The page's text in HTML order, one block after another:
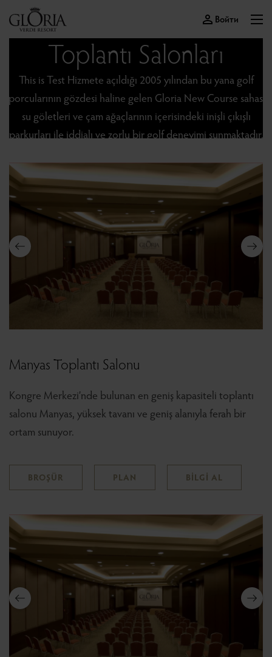
Войти
Toplantı Salonları
This is Test Hizmete açıldığı 2005 yılından bu yana golf
sporcularının gözdesi haline gelen Gloria New Course sahası,
su göletleri ve çam ağaçlarının içerisindeki inişli çıkışlı
parkurları ile iddialı ve zorlu bir golf deneyimi sunmaktadır.
Manyas Toplantı Salonu
Kongre Merkezi’nde bulunan en geniş kapasiteli toplantı
salonu Manyas, yüksek tavanı ve geniş alanıyla ferah bir
ortam sunuyor.
BROŞÜR PLAN BİLGİ AL